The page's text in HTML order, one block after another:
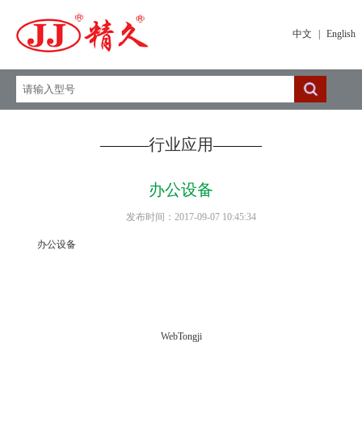
中文 English
———行业应用———
办公设备
发布时间：2017-09-07 10:45:34
办公设备
WebTongji